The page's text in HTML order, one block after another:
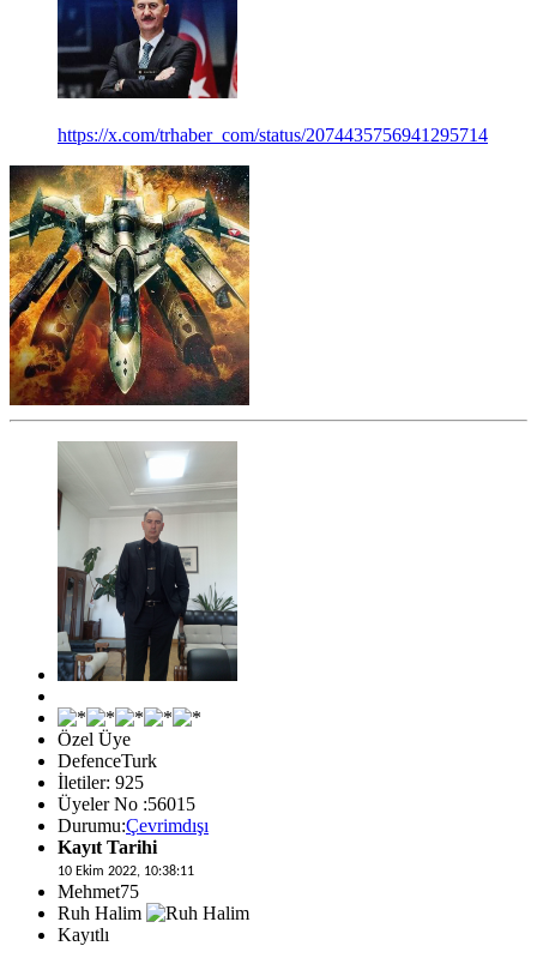
https://x.com/trhaber_com/status/2074435756941295714
Özel Üye
DefenceTurk
İletiler: 925
Üyeler No :56015
Durumu:Çevrimdışı
Kayıt Tarihi
10 Ekim 2022, 10:38:11
Mehmet75
Ruh Halim
Kayıtlı